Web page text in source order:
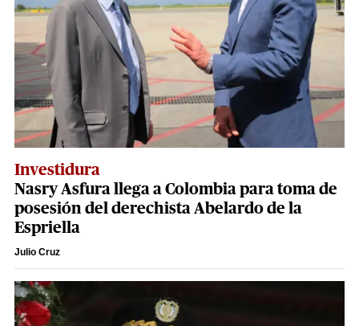
Investidura
Nasry Asfura llega a Colombia para toma de
posesión del derechista Abelardo de la
Espriella
Julio Cruz